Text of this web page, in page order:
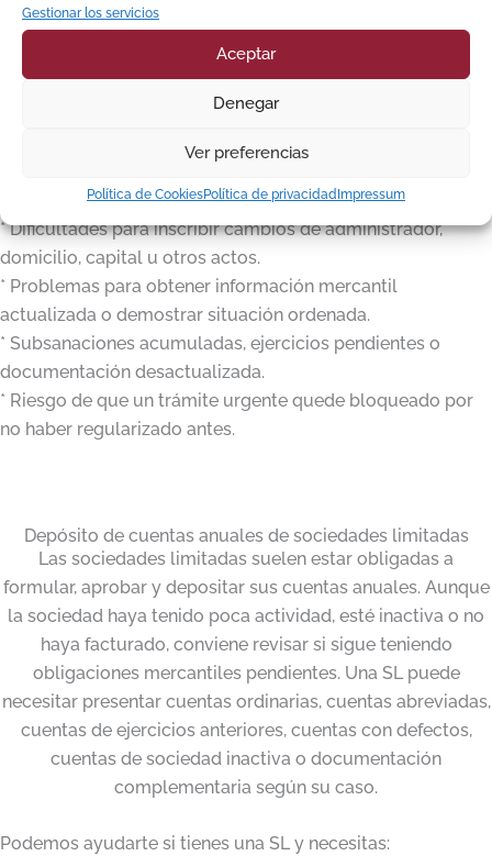
Gestionar los servicios
Aceptar
Denegar
Ver preferencias
Política de CookiesPolítica de privacidad Impressum
aparece el primer día, pero puede bloquear a la empresa
cuando necesita hacer una gestión importante.
Problemas habituales por no presentar cuentas:
* Dificultades para inscribir cambios de administrador,
domicilio, capital u otros actos.
* Problemas para obtener información mercantil
actualizada o demostrar situación ordenada.
* Subsanaciones acumuladas, ejercicios pendientes o
documentación desactualizada.
* Riesgo de que un trámite urgente quede bloqueado por
no haber regularizado antes.
Depósito de cuentas anuales de sociedades limitadas
Las sociedades limitadas suelen estar obligadas a
formular, aprobar y depositar sus cuentas anuales. Aunque
la sociedad haya tenido poca actividad, esté inactiva o no
haya facturado, conviene revisar si sigue teniendo
obligaciones mercantiles pendientes. Una SL puede
necesitar presentar cuentas ordinarias, cuentas abreviadas,
cuentas de ejercicios anteriores, cuentas con defectos,
cuentas de sociedad inactiva o documentación
complementaria según su caso.
Podemos ayudarte si tienes una SL y necesitas: